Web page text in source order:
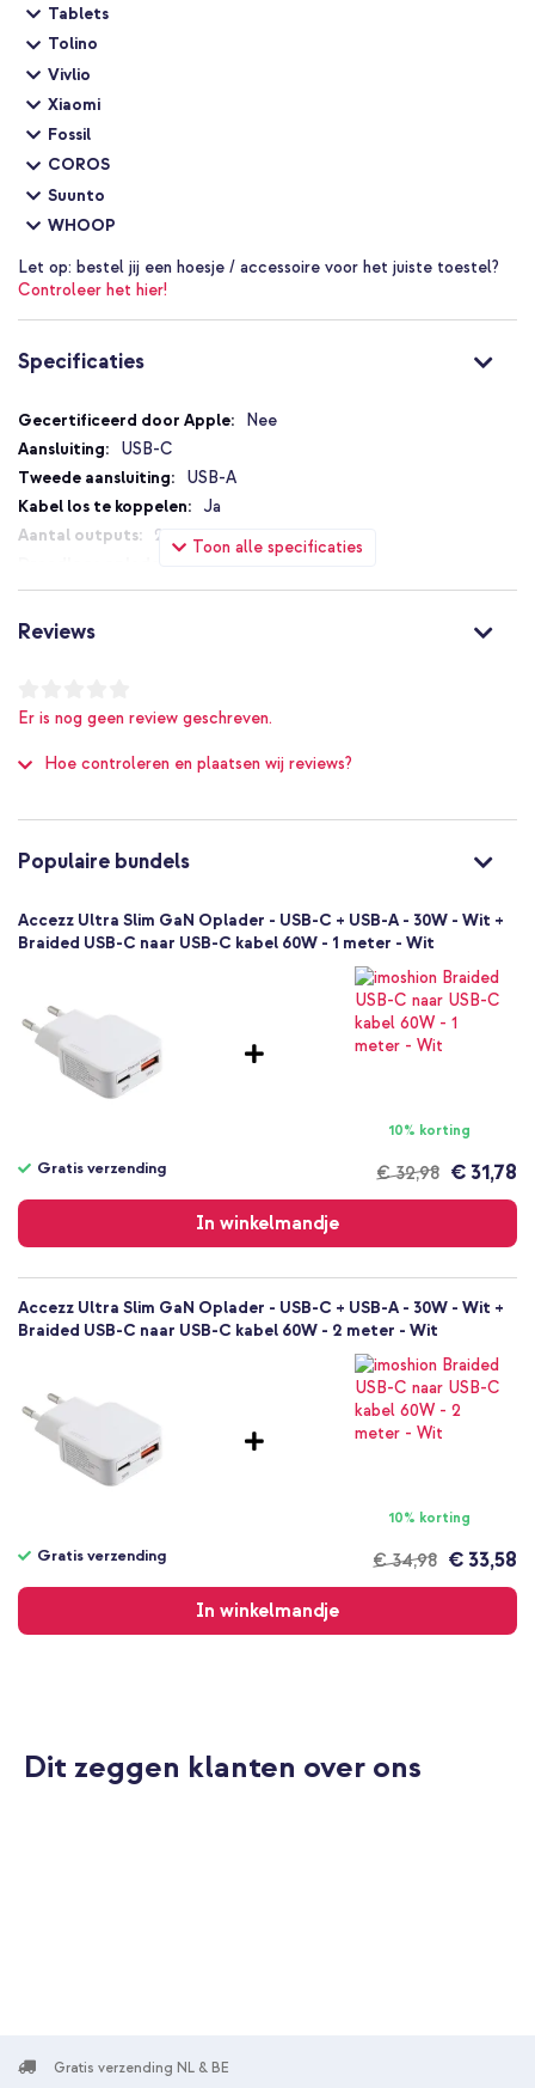
Tablets
Tolino
Vivlio
Xiaomi
Fossil
COROS
Suunto
WHOOP
Let op: bestel jij een hoesje / accessoire voor het juiste toestel?
Controleer het hier!
Specificaties
Toon alle specificaties
Specificaties
Nee
USB-C
USB-A
Ja
2
30 W
Nee
Accezz
Wit
Kunststof
Universeel
Camera, Draadloze koptelefoon,
E-reader, Powerbank, Smartphone, Smartwatch, Tablet, Draadloze
oortjes
Reviews
Er is nog geen review geschreven.
Hoe controleren en plaatsen wij reviews?
Populaire bundels
Accezz Ultra Slim GaN Oplader - USB-C + USB-A - 30W - Wit +
Braided USB-C naar USB-C kabel 60W - 1 meter - Wit
10% korting
€ 32,98
Gratis verzending € 31,78
In winkelmandje
verzending
Accezz Ultra Slim GaN Oplader - USB-C + USB-A - 30W - Wit +
Braided USB-C naar USB-C kabel 60W - 2 meter - Wit
10% korting
€ 34,98
Gratis verzending € 33,58
In winkelmandje
verzending
Dit zeggen klanten over ons
Gratis verzending NL & BE